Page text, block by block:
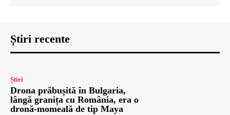
Știri recente
Știri
Drona prăbușită în Bulgaria,
lângă granița cu România, era o
dronă-momeală de tip Maya